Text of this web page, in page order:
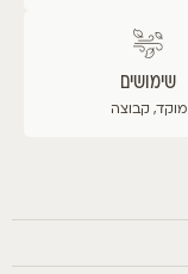
שימושים
מוקד, קבוצה